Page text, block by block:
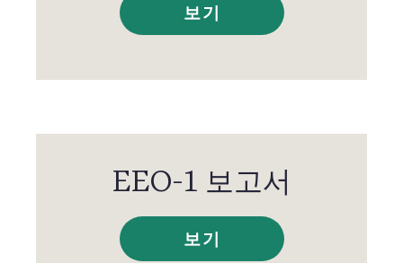
보기
EEO-1 보고서
보기